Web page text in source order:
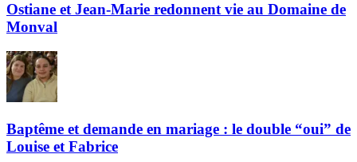
Ostiane et Jean-Marie redonnent vie au Domaine de
Monval
Baptême et demande en mariage : le double “oui” de
Louise et Fabrice